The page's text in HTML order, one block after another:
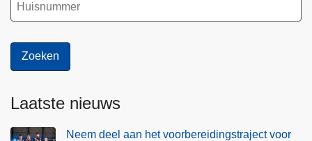
Laatste nieuws
Neem deel aan het voorbereidingstraject voor